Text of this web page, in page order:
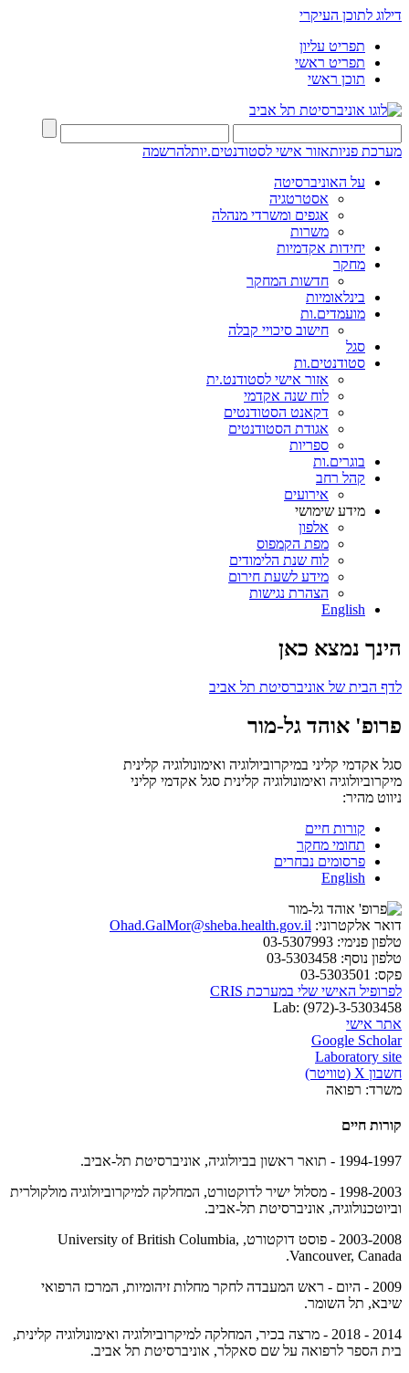
דילוג לתוכן העיקרי
תפריט עליון
תפריט ראשי
תוכן ראשי
מערכת פניותאזור אישי לסטודנטים.יותלהרשמה
על האוניברסיטה
אסטרטגיה
אגפים ומשרדי מנהלה
משרות
יחידות אקדמיות
מחקר
חדשות המחקר
בינלאומיות
מועמדים.ות
חישוב סיכויי קבלה
סגל
סטודנטים.ות
אזור אישי לסטודנט.ית
לוח שנה אקדמי
דקאנט הסטודנטים
אגודת הסטודנטים
ספריות
בוגרים.ות
קהל רחב
אירועים
מידע שימושי
אלפון
מפת הקמפוס
לוח שנת הלימודים
מידע לשעת חירום
הצהרת נגישות
English
הינך נמצא כאן
לדף הבית של אוניברסיטת תל אביב
פרופ' אוהד גל-מור
סגל אקדמי קליני במיקרוביולוגיה ואימונולוגיה קלינית
מיקרוביולוגיה ואימונולוגיה קלינית סגל אקדמי קליני
ניווט מהיר:
קורות חיים
תחומי מחקר
פרסומים נבחרים
English
דואר אלקטרוני: Ohad.GalMor@sheba.health.gov.il
טלפון פנימי:
טלפון נוסף:
פקס:
לפרופיל האישי שלי במערכת CRIS
Lab: (972)-3-5303458
אתר אישי
Google Scholar
Laboratory site
חשבון X (טוויטר)
משרד: רפואה
קורות חיים
1994-1997 - תואר ראשון בביולוגיה, אוניברסיטת תל-אביב.
1998-2003 - מסלול ישיר לדוקטורט, המחלקה למיקרוביולוגיה מולקולרית
וביוטכנולוגיה, אוניברסיטת תל-אביב.
2003-2008 - פוסט דוקטורט,
University of British Columbia,
Vancouver, Canada
.
2009 - היום - ראש המעבדה לחקר מחלות זיהומיות, המרכז הרפואי
שיבא, תל השומר.
2014 -
2018 - מרצה בכיר, המחלקה למיקרוביולוגיה ואימונולוגיה קלינית,
בית הספר לרפואה על שם סאקלר, אוניברסיטת תל אביב.